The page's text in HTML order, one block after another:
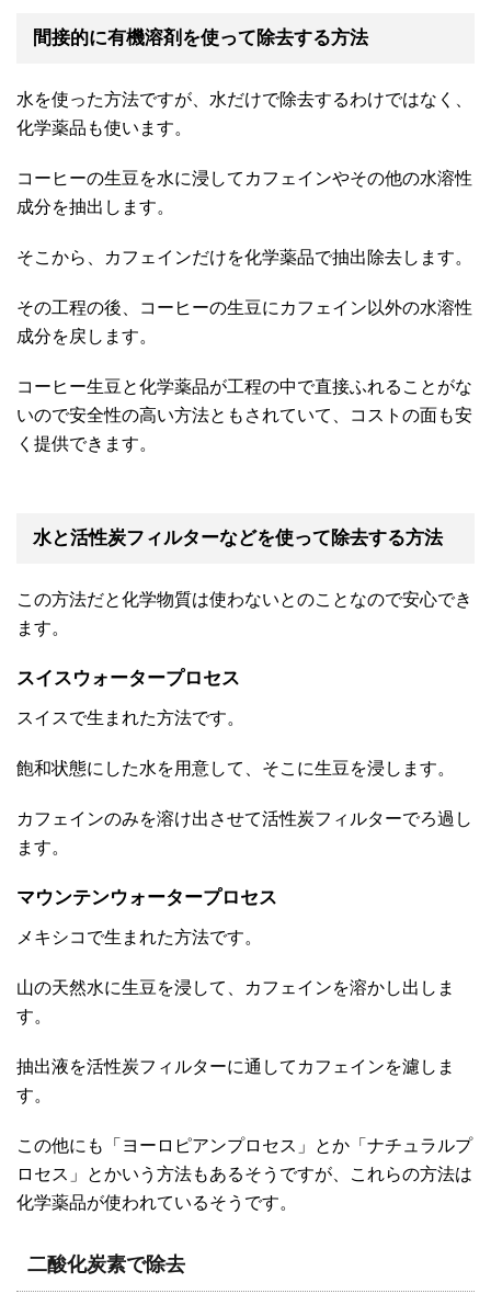
間接的に有機溶剤を使って除去する方法
水を使った方法ですが、水だけで除去するわけではなく、
化学薬品も使います。
コーヒーの生豆を水に浸してカフェインやその他の水溶性
成分を抽出します。
そこから、カフェインだけを化学薬品で抽出除去します。
その工程の後、コーヒーの生豆にカフェイン以外の水溶性
成分を戻します。
コーヒー生豆と化学薬品が工程の中で直接ふれることがな
いので安全性の高い方法ともされていて、コストの面も安
く提供できます。
水と活性炭フィルターなどを使って除去する方法
この方法だと化学物質は使わないとのことなので安心でき
ます。
スイスウォータープロセス
スイスで生まれた方法です。
飽和状態にした水を用意して、そこに生豆を浸します。
カフェインのみを溶け出させて活性炭フィルターでろ過し
ます。
マウンテンウォータープロセス
メキシコで生まれた方法です。
山の天然水に生豆を浸して、カフェインを溶かし出しま
す。
抽出液を活性炭フィルターに通してカフェインを濾しま
す。
この他にも「ヨーロピアンプロセス」とか「ナチュラルプ
ロセス」とかいう方法もあるそうですが、これらの方法は
化学薬品が使われているそうです。
二酸化炭素で除去